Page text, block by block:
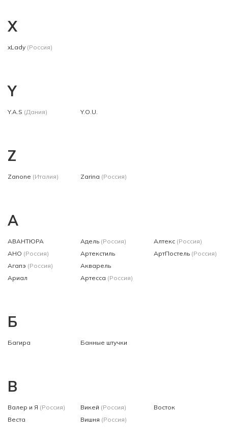
X
xLady (Россия)
Y
Y.A.S (Дания) Y.O.U.
Z
Zanone (Италия) Zarina (Россия)
А
АВАНТЮРА
АНО (Россия)
Агапэ (Россия)
Ариал
Адель (Россия)
Артекстиль
Акварель
Артесса (Россия)
Алтекс (Россия)
АртПостель (Россия)
Б
Багира Банные штучки
В
Валер и Я (Россия)
Веста
Викей (Россия)
Вишня (Россия)
Восток